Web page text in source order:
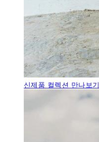
신제품 컬렉션 만나보기